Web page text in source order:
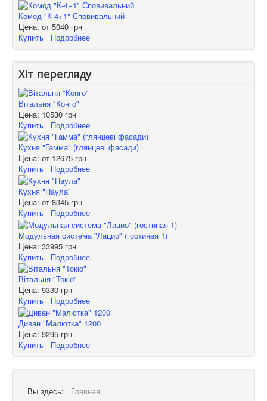
Комод "К-4+1" Сповивальний
Цена: от 5040 грн
Купить
Подробнее
Хіт перегляду
Вітальня "Конго"
Цена: 10530 грн
Купить
Подробнее
Кухня "Гамма" (глянцеві фасади)
Цена: от 12675 грн
Купить
Подробнее
Кухня "Паула"
Цена: от 8345 грн
Купить
Подробнее
Модульная система "Лацио" (гостиная 1)
Цена: 33995 грн
Купить
Подробнее
Вітальня "Токіо"
Цена: 9330 грн
Купить
Подробнее
Диван "Малютка" 1200
Цена: 9295 грн
Купить
Подробнее
Вы здесь: Главная